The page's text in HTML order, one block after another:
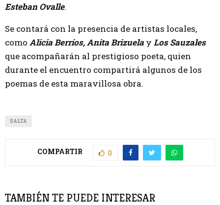
Esteban Ovalle.
Se contará con la presencia de artistas locales,
como Alicia Berríos, Anita Brizuela y Los Sauzales
que acompañarán al prestigioso poeta, quien
durante el encuentro compartirá algunos de los
poemas de esta maravillosa obra.
SALTA
COMPARTIR 0
TAMBIÉN TE PUEDE INTERESAR